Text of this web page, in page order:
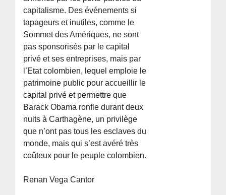
capitalisme. Des événements si
tapageurs et inutiles, comme le
Sommet des Amériques, ne sont
pas sponsorisés par le capital
privé et ses entreprises, mais par
l’Etat colombien, lequel emploie le
patrimoine public pour accueillir le
capital privé et permettre que
Barack Obama ronfle durant deux
nuits à Carthagène, un privilège
que n’ont pas tous les esclaves du
monde, mais qui s’est avéré très
coûteux pour le peuple colombien.
Renan Vega Cantor